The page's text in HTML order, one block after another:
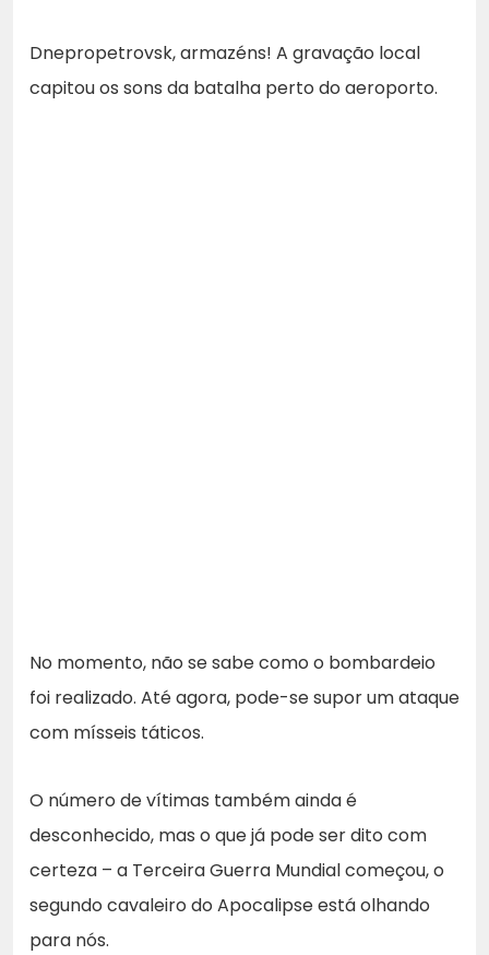
Dnepropetrovsk, armazéns! A gravação local
capitou os sons da batalha perto do aeroporto.
No momento, não se sabe como o bombardeio
foi realizado. Até agora, pode-se supor um ataque
com mísseis táticos.
O número de vítimas também ainda é
desconhecido, mas o que já pode ser dito com
certeza – a Terceira Guerra Mundial começou, o
segundo cavaleiro do Apocalipse está olhando
para nós.